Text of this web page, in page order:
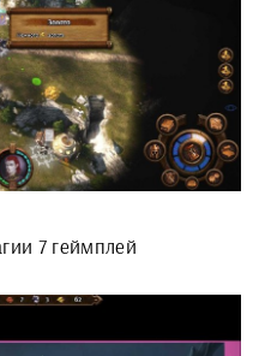
7 геймплей